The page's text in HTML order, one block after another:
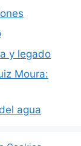
y legado
Moura:
agua